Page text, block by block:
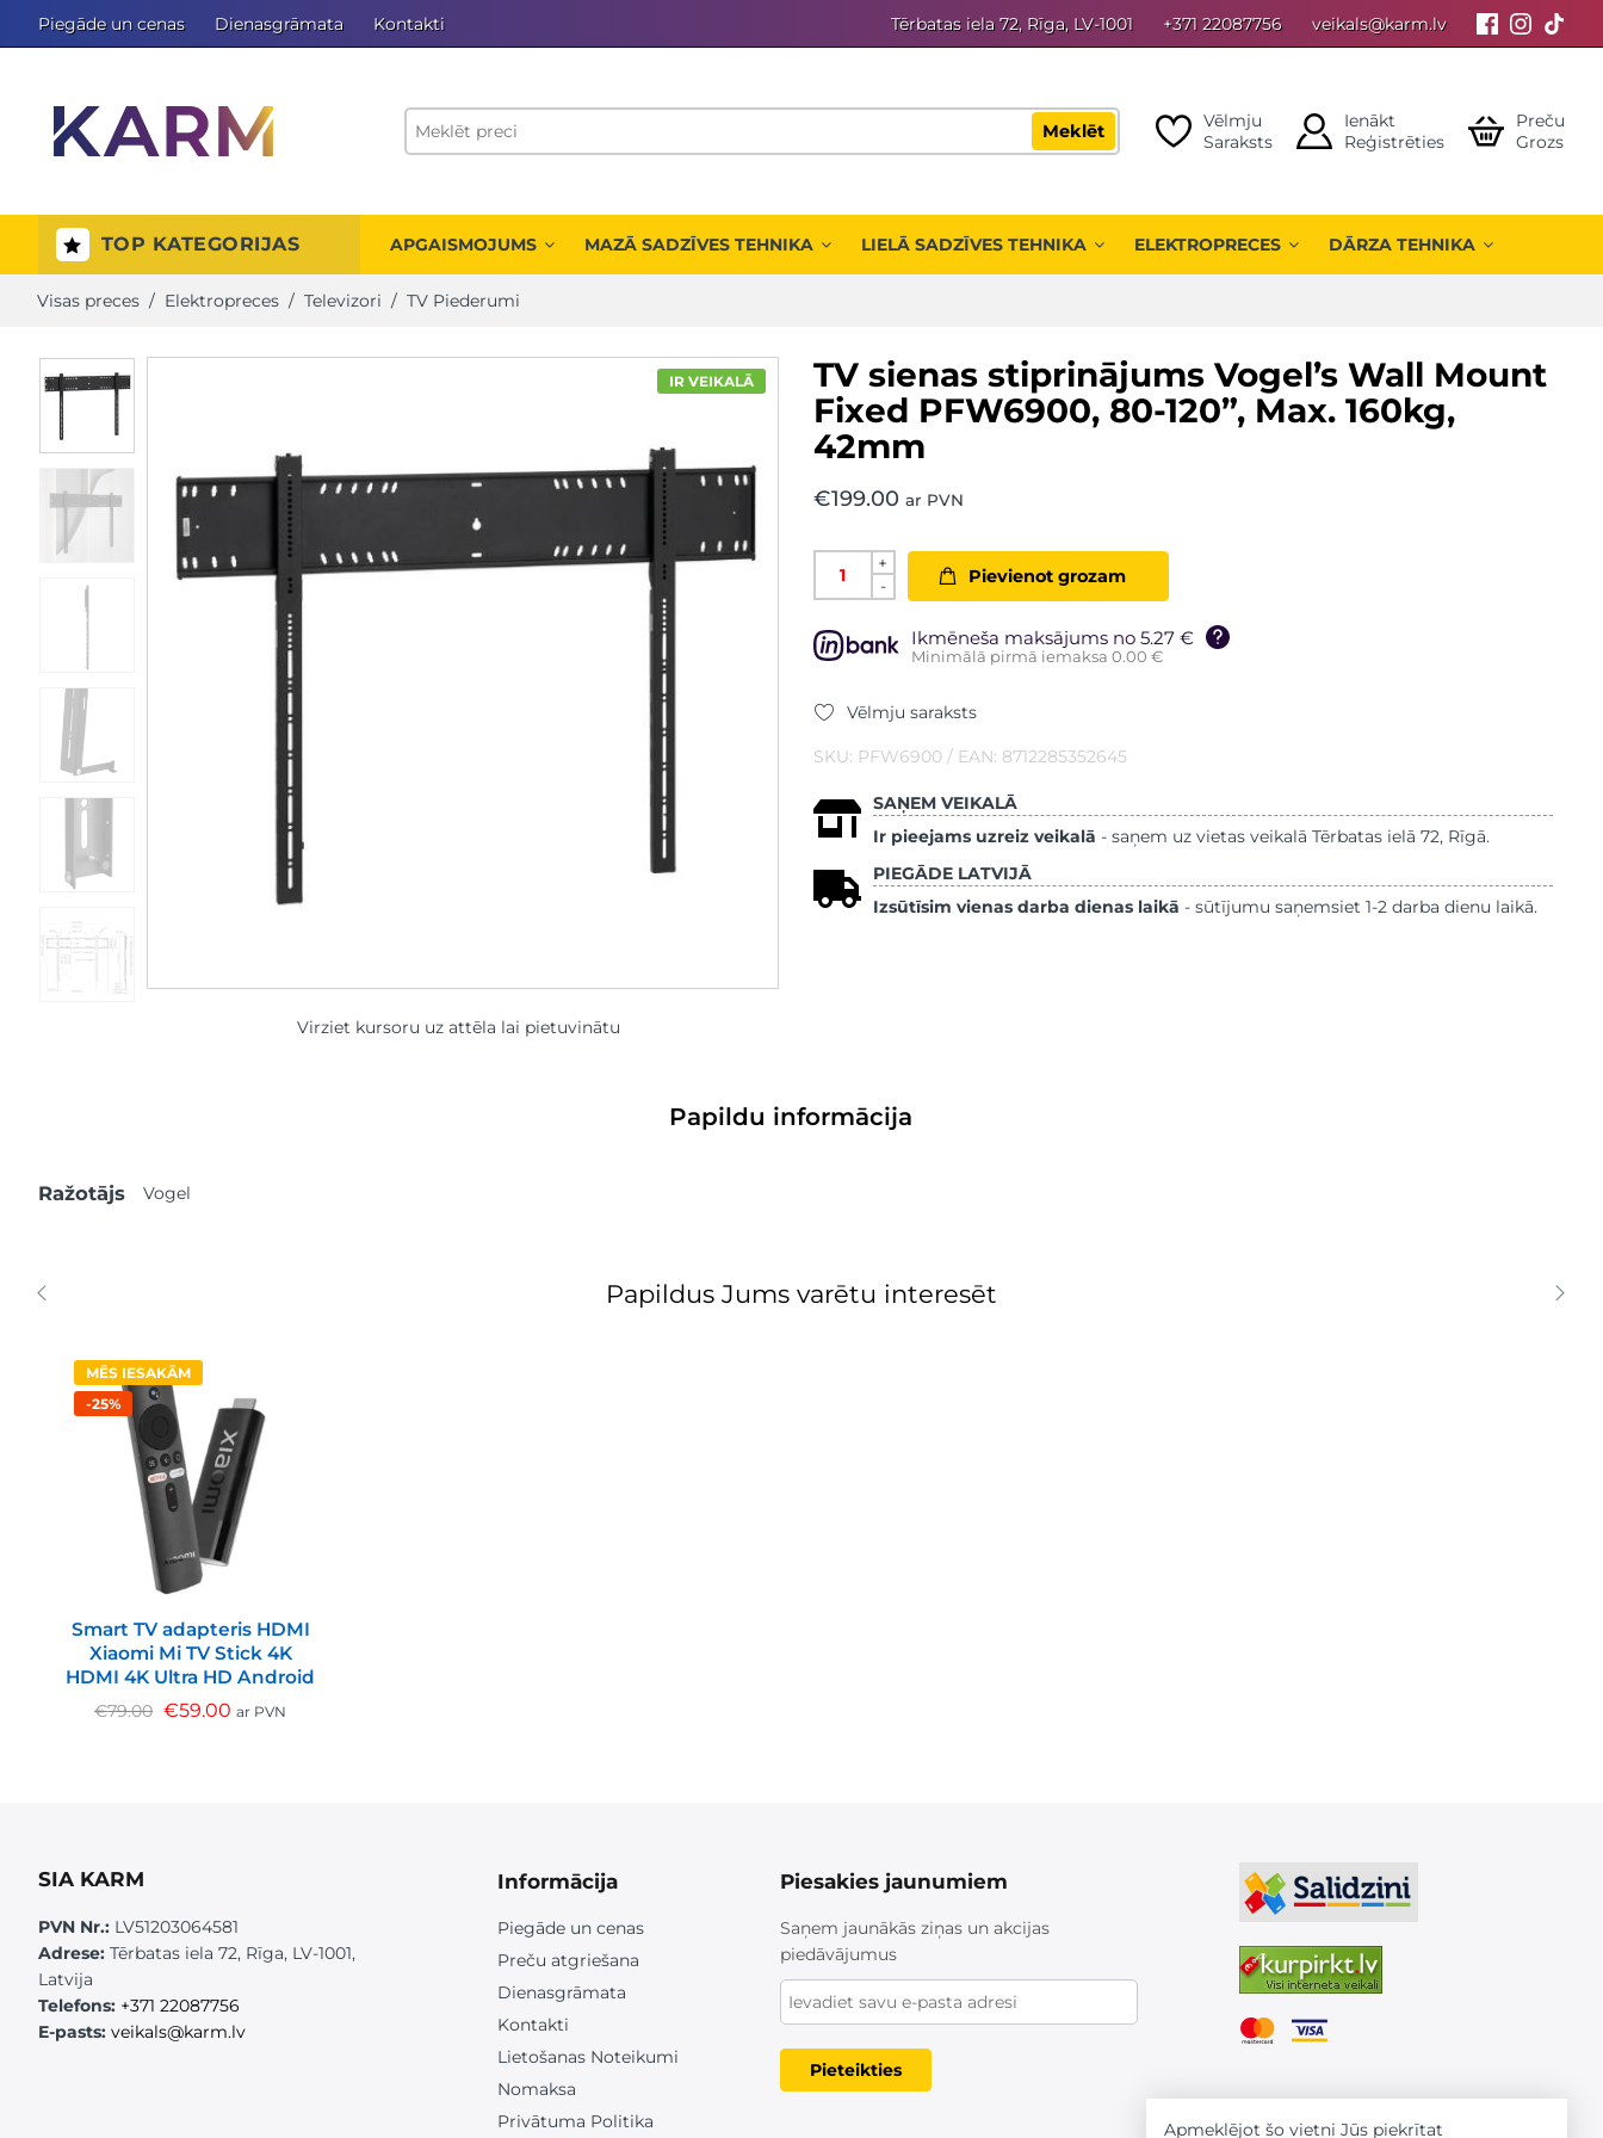
Piegāde un cenas Dienasgrāmata Kontakti Tērbatas iela 72, Rīga, LV-1001 +371 22087756 veikals@karm.lv
Meklēt
Vēlmju
Saraksts
Ienākt
Reģistrēties
Preču
Grozs
TOP KATEGORIJAS APGAISMOJUMS MAZĀ SADZĪVES TEHNIKA LIELĀ SADZĪVES TEHNIKA ELEKTROPRECES DĀRZA TEHNIKA
Visas preces / Elektropreces / Televizori / TV Piederumi
IR VEIKALĀ
Virziet kursoru uz attēla lai pietuvinātu
TV sienas stiprinājums Vogel’s Wall Mount
Fixed PFW6900, 80-120”, Max. 160kg,
42mm
€199.00 ar PVN
+
-
Pievienot grozam
Ikmēneša maksājums no 5.27 €
Minimālā pirmā iemaksa 0.00 €
Vēlmju saraksts
SKU: PFW6900 / EAN: 8712285352645
SAŅEM VEIKALĀ
Ir pieejams uzreiz veikalā - saņem uz vietas veikalā Tērbatas ielā 72, Rīgā.
PIEGĀDE LATVIJĀ
Izsūtīsim vienas darba dienas laikā - sūtījumu saņemsiet 1-2 darba dienu laikā.
Papildu informācija
Ražotājs Vogel
Papildus Jums varētu interesēt
MĒS IESAKĀM
-25%
Smart TV adapteris HDMI
Xiaomi Mi TV Stick 4K
HDMI 4K Ultra HD Android
€79.00 €59.00 ar PVN
SIA KARM
PVN Nr.:LV51203064581
Adrese:Tērbatas iela 72, Rīga, LV-1001,
Latvija
Telefons: +371 22087756
E-pasts: veikals@karm.lv
Informācija
Piegāde un cenas
Preču atgriešana
Dienasgrāmata
Kontakti
Lietošanas Noteikumi
Nomaksa
Privātuma Politika
Piesakies jaunumiem
Saņem jaunākās ziņas un akcijas
piedāvājumus
Pieteikties
Apmeklējot šo vietni Jūs piekrītat